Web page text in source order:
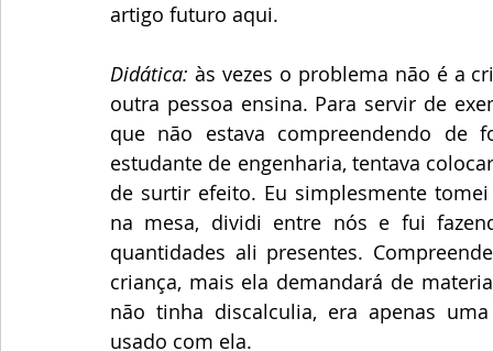
artigo futuro aqui.
Didática: às vezes o problema não é a
outra pessoa ensina. Para servir de
que não estava compreendendo de
estudante de engenharia, tentava
de surtir efeito. Eu simplesmente
na mesa, dividi entre nós e fui
quantidades ali presentes.
criança, mais ela demandará de
não tinha discalculia, era apenas
usado com ela.